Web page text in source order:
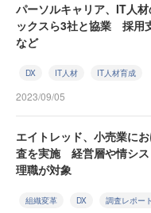
パーソルキャリア、IT人
ックスら3社と協業 採用
など
DX IT人材 IT人材育成
2023/09/05
エイトレッド、小売業に
査を実施 経営層や情シス
理職が対象
組織変革 DX 調査レポート